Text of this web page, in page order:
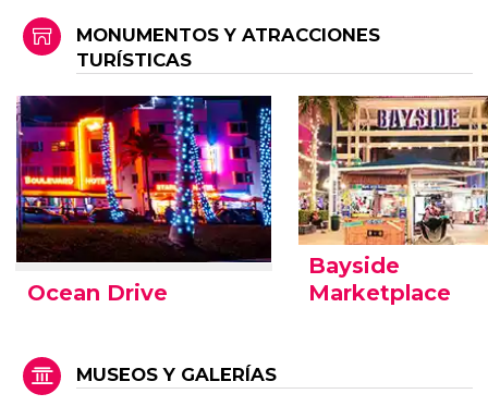
MONUMENTOS Y ATRACCIONES
TURÍSTICAS
Ocean Drive
Bayside
Marketplace
MUSEOS Y GALERÍAS